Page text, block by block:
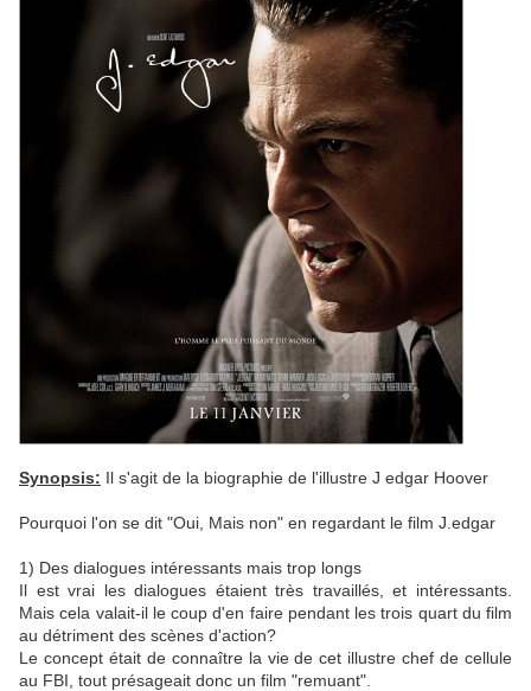
Synopsis: Il s'agit de la biographie de l'illustre J edgar Hoover
Pourquoi l'on se dit "Oui, Mais non" en regardant le film J.edgar
1) Des dialogues intéressants mais trop longs
Il est vrai les dialogues étaient très travaillés, et intéressants.
Mais cela valait-il le coup d'en faire pendant les trois quart du film
au détriment des scènes d'action?
Le concept était de connaître la vie de cet illustre chef de cellule
au FBI, tout présageait donc un film "remuant".